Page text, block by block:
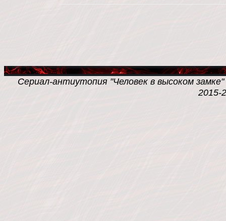
Сериал-антиутопия "Человек в высоком
2015-